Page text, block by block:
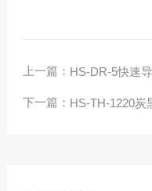
上一篇： HS-DR-5快速
下一篇： HS-TH-1220炭